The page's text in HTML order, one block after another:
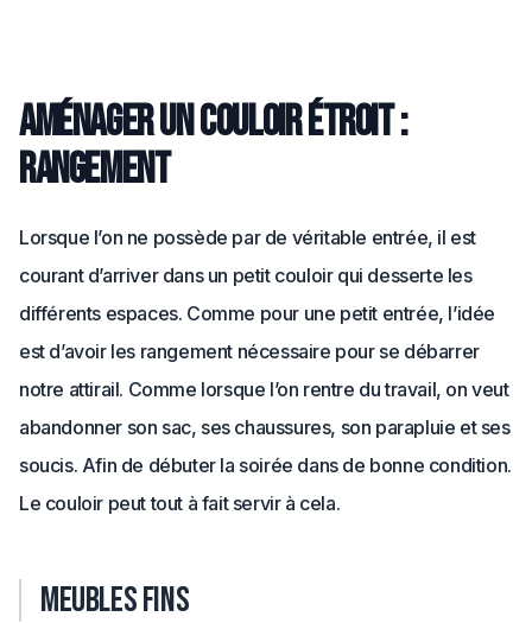
Aménager un couloir étroit :
rangement
Lorsque l’on ne possède par de véritable entrée, il est
courant d’arriver dans un petit couloir qui desserte les
différents espaces. Comme pour une petit entrée, l’idée
est d’avoir les rangement nécessaire pour se débarrer
notre attirail. Comme lorsque l’on rentre du travail, on veut
abandonner son sac, ses chaussures, son parapluie et ses
soucis. Afin de débuter la soirée dans de bonne condition.
Le couloir peut tout à fait servir à cela.
Meubles fins